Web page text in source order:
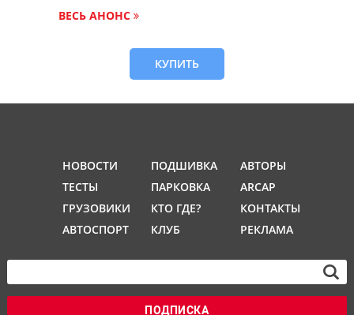
ВЕСЬ АНОНС
КУПИТЬ
НОВОСТИ
ТЕСТЫ
ГРУЗОВИКИ
АВТОСПОРТ
ПОДШИВКА
ПАРКОВКА
КТО ГДЕ?
КЛУБ
АВТОРЫ
ARCAP
КОНТАКТЫ
РЕКЛАМА
ПОДПИСКА